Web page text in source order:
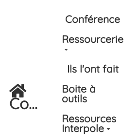
Aller au contenu principal
Co...
Conférence
Ressourcerie
Ils l'ont fait
Boite à
outils
Ressources
Interpole